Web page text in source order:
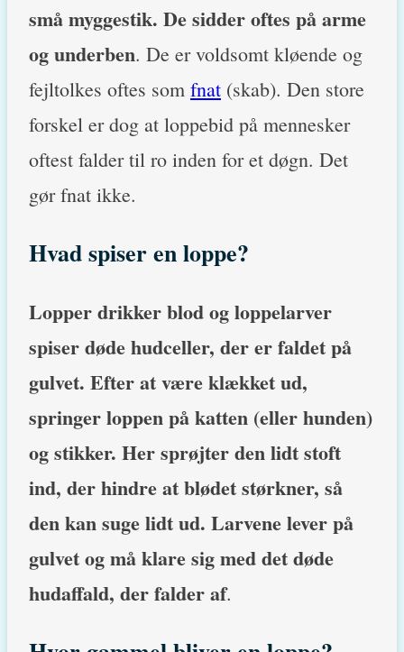
små myggestik. De sidder oftes på arme
og underben. De er voldsomt kløende og
fejltolkes oftes som fnat (skab). Den store
forskel er dog at loppebid på mennesker
oftest falder til ro inden for et døgn. Det
gør fnat ikke.
Hvad spiser en loppe?
Lopper drikker blod og loppelarver
spiser døde hudceller, der er faldet på
gulvet. Efter at være klækket ud,
springer loppen på katten (eller hunden)
og stikker. Her sprøjter den lidt stoft
ind, der hindre at blødet størkner, så
den kan suge lidt ud. Larvene lever på
gulvet og må klare sig med det døde
hudaffald, der falder af.